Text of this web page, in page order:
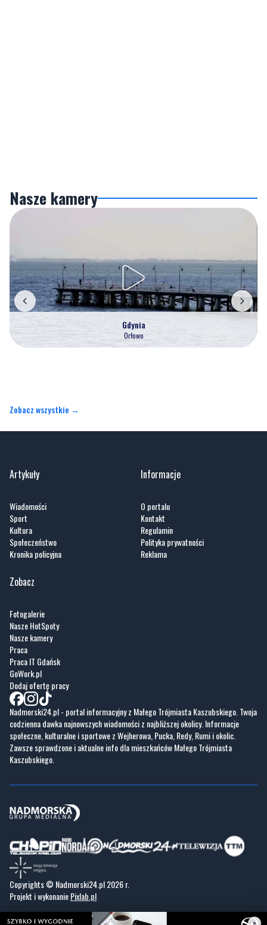
Nasze kamery
Gdynia
Orłowo
Zobacz wszystkie →
Artykuły
Wiadomości
Sport
Kultura
Społeczeństwo
Kronika policyjna
Informacje
O portalu
Kontakt
Regulamin
Polityka prywatności
Reklama
Zobacz
Fotogalerie
Nasze HotSpoty
Nasze kamery
Praca
Praca IT Gdańsk
GoWork.pl
Dodaj ofertę pracy
Nadmorski24.pl - portal informacyjny z Małego Trójmiasta Kaszubskiego. Twoja
codzienna dawka najnowszych wiadomości z najbliższej okolicy. Informacje
społeczne, kulturalne i sportowe z Wejherowa, Pucka, Redy, Rumi i okolic.
Zawsze sprawdzone i aktualne info dla mieszkańców Małego Trójmiasta
Kaszubskiego.
Copyrights © Nadmorski24.pl 2026 r.
Projekt i wykonaniePixlab.pl